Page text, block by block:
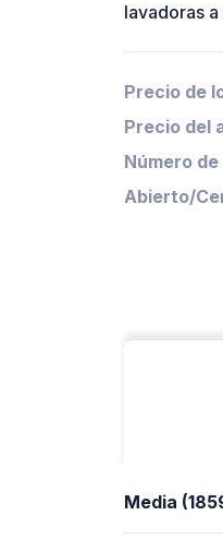
lavadoras
Precio de
Precio del
Número
Abierto/
Media